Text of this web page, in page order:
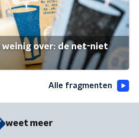
over: de net-niet
Alle fragmenten
weet meer